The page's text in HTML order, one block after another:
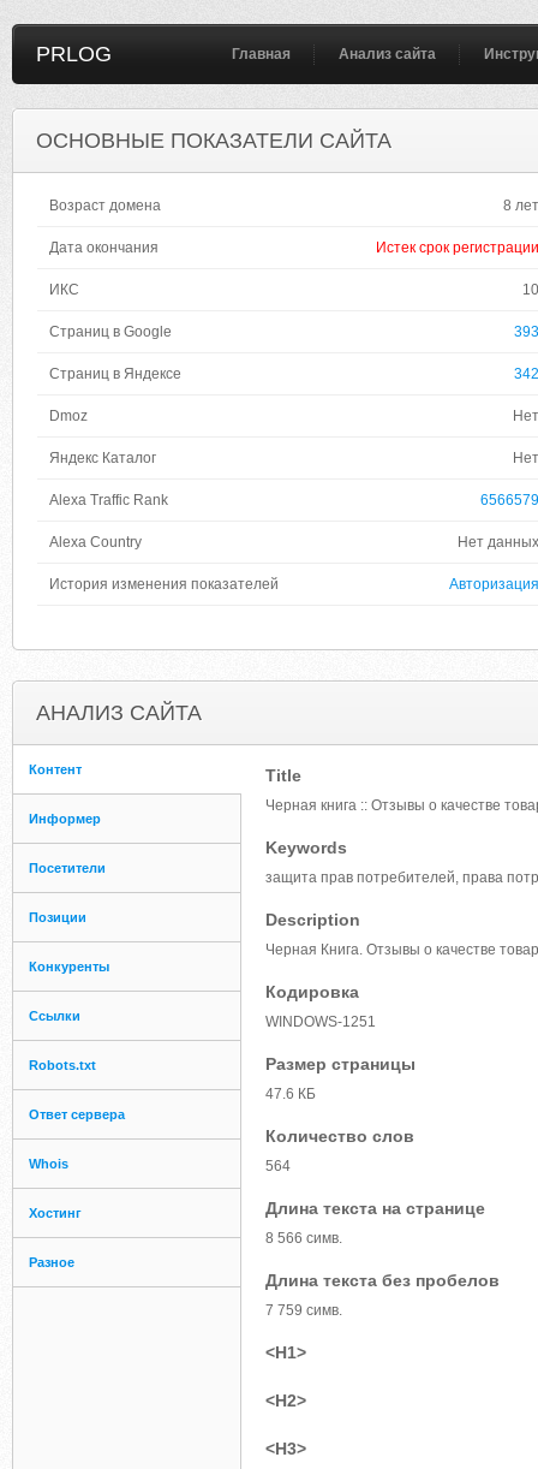
PRLOG Главная Анализ сайта
ОСНОВНЫЕ ПОКАЗАТЕЛИ САЙТА
Возраст домена 8 лет
Дата окончания Истек срок регистрации
ИКС 10
Страниц в Google 393
Страниц в Яндексе 342
Dmoz Нет
Яндекс Каталог Нет
Alexa Traffic Rank 6566579
Alexa Country Нет данных
История изменения показателей Авторизация
АНАЛИЗ САЙТА
Контент
Информер
Посетители
Позиции
Конкуренты
Ссылки
Robots.txt
Ответ сервера
Whois
Хостинг
Разное
Title
Черная книга :: Отзывы о качестве
Keywords
защита прав потребителей, права
Description
Черная Книга. Отзывы о качестве
Кодировка
WINDOWS-1251
Размер страницы
47.6 КБ
Количество слов
564
Длина текста на странице
8 566 симв.
Длина текста без пробелов
7 759 симв.
<H1>
<H2>
<H3>